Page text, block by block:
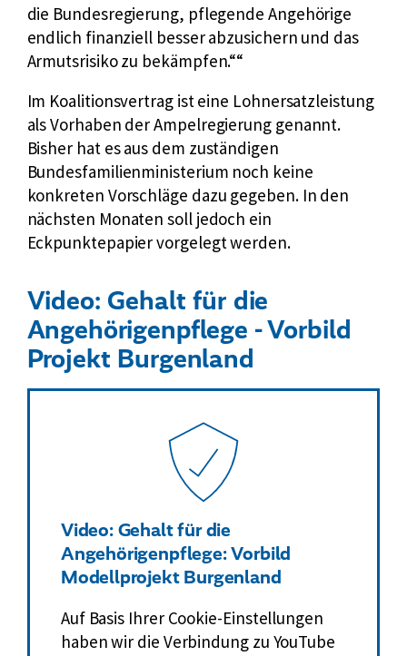
die Bundesregierung, pflegende Angehörige
endlich finanziell besser abzusichern und das
Armutsrisiko zu bekämpfen.“
Im Koalitionsvertrag ist eine Lohnersatzleistung
als Vorhaben der Ampelregierung genannt.
Bisher hat es aus dem zuständigen
Bundesfamilienministerium noch keine
konkreten Vorschläge dazu gegeben. In den
nächsten Monaten soll jedoch ein
Eckpunktepapier vorgelegt werden.
Video: Gehalt für die
Angehörigenpflege - Vorbild
Projekt Burgenland
Video: Gehalt für die
Angehörigenpflege: Vorbild
Modellprojekt Burgenland
Auf Basis Ihrer Cookie-Einstellungen
haben wir die Verbindung zu YouTube